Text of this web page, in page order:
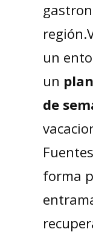
un
un
de
forma